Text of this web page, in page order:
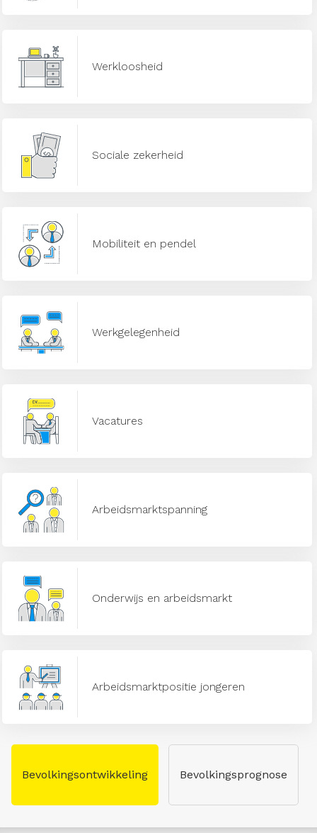
Werkloosheid
Sociale zekerheid
Mobiliteit en pendel
Werkgelegenheid
Vacatures
Arbeidsmarktspanning
Onderwijs en arbeidsmarkt
Arbeidsmarktpositie jongeren
Bevolkingsontwikkeling Bevolkingsprognose